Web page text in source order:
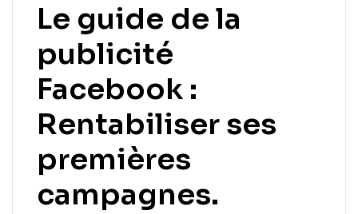
Le guide de la
publicité
Facebook :
Rentabiliser ses
premières
campagnes.